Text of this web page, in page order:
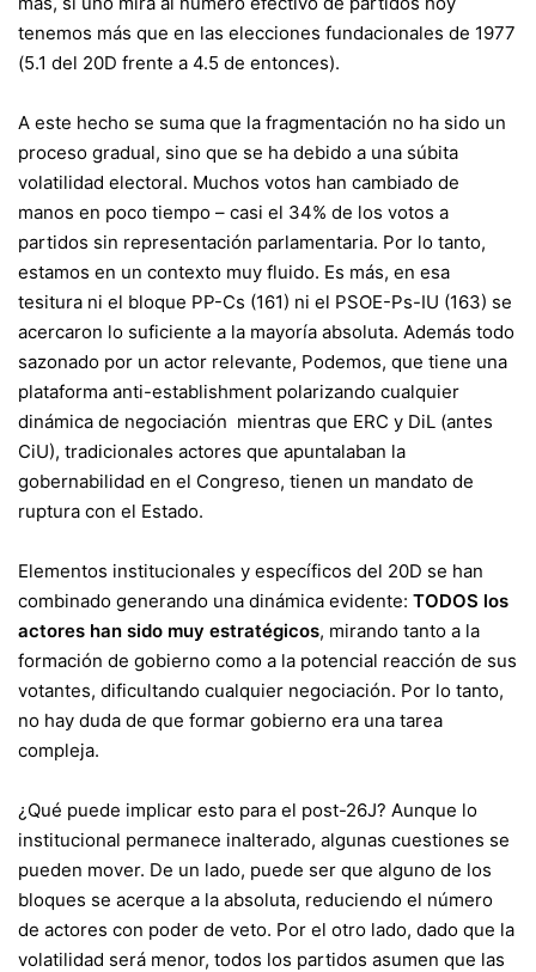
tenemos más que en las elecciones fundacionales de 1977
(5.1 del 20D frente a 4.5 de entonces).
A este hecho se suma que la fragmentación no ha sido un
proceso gradual, sino que se ha debido a una súbita
volatilidad electoral. Muchos votos han cambiado de
manos en poco tiempo – casi el 34% de los votos a
partidos sin representación parlamentaria. Por lo tanto,
estamos en un contexto muy fluido. Es más, en esa
tesitura ni el bloque PP-Cs (161) ni el PSOE-Ps-IU (163) se
acercaron lo suficiente a la mayoría absoluta. Además todo
sazonado por un actor relevante, Podemos, que tiene una
plataforma anti-establishment polarizando cualquier
dinámica de negociación mientras que ERC y DiL (antes
CiU), tradicionales actores que apuntalaban la
gobernabilidad en el Congreso, tienen un mandato de
ruptura con el Estado.
Elementos institucionales y específicos del 20D se han
combinado generando una dinámica evidente: TODOS los
actores han sido muy estratégicos, mirando tanto a la
formación de gobierno como a la potencial reacción de sus
votantes, dificultando cualquier negociación. Por lo tanto,
no hay duda de que formar gobierno era una tarea
compleja.
¿Qué puede implicar esto para el post-26J? Aunque lo
institucional permanece inalterado, algunas cuestiones se
pueden mover. De un lado, puede ser que alguno de los
bloques se acerque a la absoluta, reduciendo el número
de actores con poder de veto. Por el otro lado, dado que la
volatilidad será menor, todos los partidos asumen que las